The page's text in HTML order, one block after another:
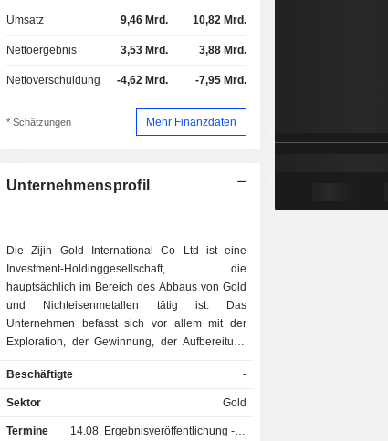
Umsatz 9,46 Mrd. 10,82 Mrd.
Nettoergebnis 3,53 Mrd. 3,88 Mrd.
Nettoverschuldung -4,62 Mrd. -7,95 Mrd.
* Schätzungen Mehr Finanzdaten
Unternehmensprofil
Die Zijin Gold International Co Ltd ist eine
Investment-Holdinggesellschaft, die
hauptsächlich im Bereich des Abbaus von Gold
und Nichteisenmetallen tätig ist. Das
Unternehmen befasst sich vor allem mit der
Exploration, der Gewinnung, der Aufbereitung
Nichteisenmetallen. Das Unternehmen ist
hauptsächlich im Vertrieb von Goldbarren,
Produkten tätig.
Beschäftigte -
Sektor Gold
Termine 14.08. Ergebnisveröffentlichung - Q2 2026